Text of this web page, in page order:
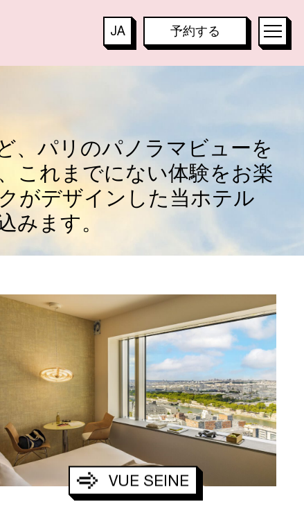
JA
IT
KO
PT
予約する
AR
ENTS
、パリのパノラマビューを
これまでにない体験をお楽
がデザインした当ホテル
みます。
VUE SEINE